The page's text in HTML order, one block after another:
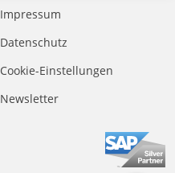
Impressum
Datenschutz
Cookie-Einstellungen
Newsletter